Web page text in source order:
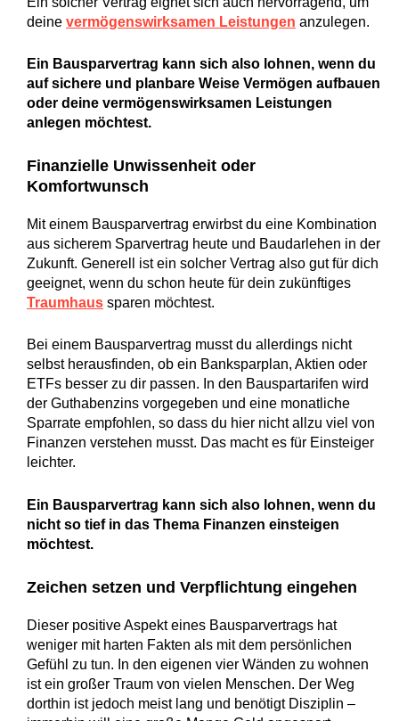
deine vermögenswirksamen Leistungen anzulegen.
Ein Bausparvertrag kann sich also lohnen, wenn du
auf sichere und planbare Weise Vermögen aufbauen
oder deine vermögenswirksamen Leistungen
anlegen möchtest.
Finanzielle Unwissenheit oder
Komfortwunsch
Mit einem Bausparvertrag erwirbst du eine Kombination
aus sicherem Sparvertrag heute und Baudarlehen in der
Zukunft. Generell ist ein solcher Vertrag also gut für dich
geeignet, wenn du schon heute für dein zukünftiges
Traumhaus sparen möchtest.
Bei einem Bausparvertrag musst du allerdings nicht
selbst herausfinden, ob ein Banksparplan, Aktien oder
ETFs besser zu dir passen. In den Bauspartarifen wird
der Guthabenzins vorgegeben und eine monatliche
Sparrate empfohlen, so dass du hier nicht allzu viel von
Finanzen verstehen musst. Das macht es für Einsteiger
leichter.
Ein Bausparvertrag kann sich also lohnen, wenn du
nicht so tief in das Thema Finanzen einsteigen
möchtest.
Zeichen setzen und Verpflichtung eingehen
Dieser positive Aspekt eines Bausparvertrags hat
weniger mit harten Fakten als mit dem persönlichen
Gefühl zu tun. In den eigenen vier Wänden zu wohnen
ist ein großer Traum von vielen Menschen. Der Weg
dorthin ist jedoch meist lang und benötigt Disziplin –